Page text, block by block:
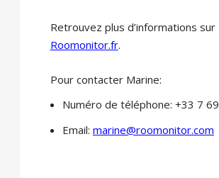
Retrouvez plus d’informations sur
Roomonitor.fr.
Pour contacter Marine:
Numéro de téléphone: +33 7
Email: marine@roomonitor.com